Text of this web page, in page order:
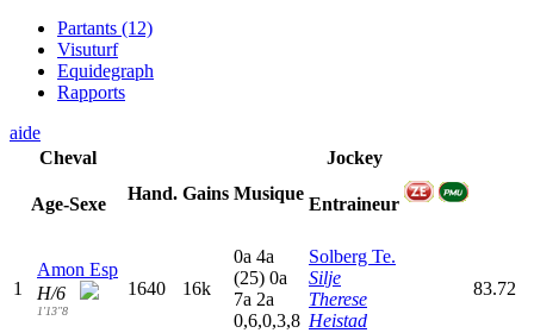
Partants (12)
Visuturf
Equidegraph
Rapports
aide
Cheval
Age-Sexe
Hand. Gains Musique
Jockey
Entraineur
1
Amon Esp
H/6
1'13"8
1640 16k
0a 4a
(25) 0a
7a 2a
0,6,0,3,8
Solberg Te.
Silje
Therese
Heistad
83.72